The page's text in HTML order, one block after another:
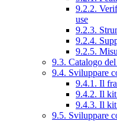
9.2.2.
use
9.2.3.
9.2.4.
9.2.5.
9.3. Catalogo
9.4. Sviluppare
9.4.1. Il
9.4.2. Il
9.4.3. Il
9.5. Sviluppare